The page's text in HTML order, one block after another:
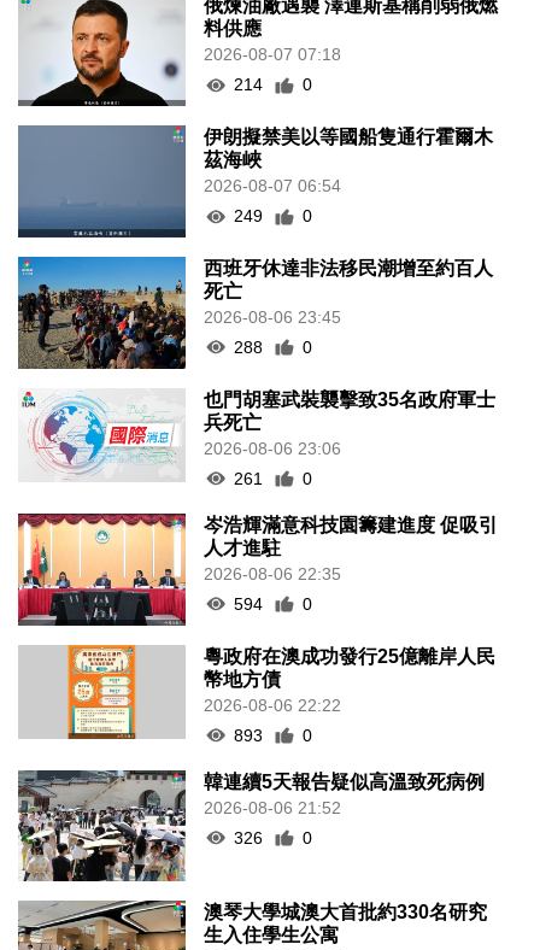
俄煉油廠遇襲 澤連斯基稱削弱俄燃
料供應
2026-08-07 07:18
214
0
伊朗擬禁美以等國船隻通行霍爾木
茲海峽
2026-08-07 06:54
249
0
西班牙休達非法移民潮增至約百人
死亡
2026-08-06 23:45
288
0
也門胡塞武裝襲擊致35名政府軍士
兵死亡
2026-08-06 23:06
261
0
岑浩輝滿意科技園籌建進度 促吸引
人才進駐
2026-08-06 22:35
594
0
粵政府在澳成功發行25億離岸人民
幣地方債
2026-08-06 22:22
893
0
韓連續5天報告疑似高溫致死病例
2026-08-06 21:52
326
0
澳琴大學城澳大首批約330名研究
生入住學生公寓